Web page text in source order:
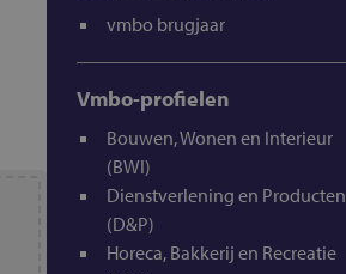
vmbo brugjaar
Vmbo-profielen
Bouwen, Wonen en Interieur
(BWI)
Dienstverlening en Producten
(D&P)
Horeca, Bakkerij en Recreatie